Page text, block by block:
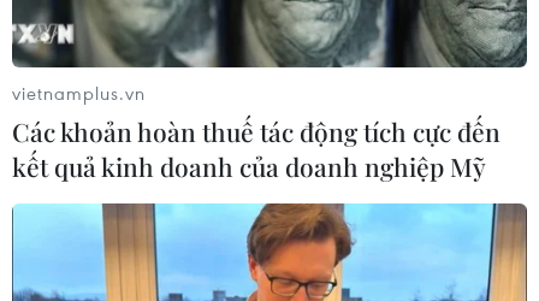
09/08/2026 03:02
Tìm nhân chứng về mộ tập thể liệt sỹ
sau trận đánh Cồn Tiên
09/08/2026 02:53
Tuyến phố đi bộ thông minh
vietnamplus.vn
Các khoản hoàn thuế tác động tích cực đến
kết quả kinh doanh của doanh nghiệp Mỹ